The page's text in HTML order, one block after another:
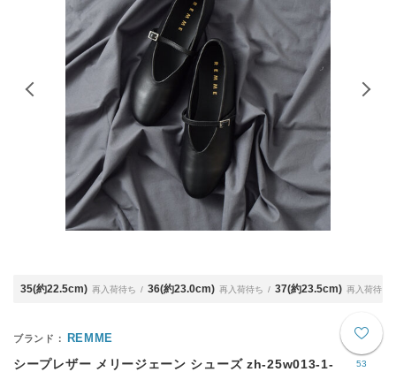
35(約22.5cm) 再入荷待ち 36(約23.0cm) 再入荷待ち 37(約23.5cm) 再入荷待ち
53
REMME
シープレザー メリージェーン シューズ zh-25w013-1-